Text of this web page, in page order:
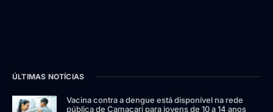
ÚLTIMAS NOTÍCIAS
Vacina contra a dengue está disponível na rede
pública de Camaçari para jovens de 10 a 14 anos